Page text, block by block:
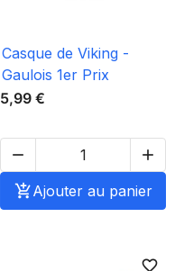
Casque de Viking -
Gaulois 1er Prix
5,99 €


Ajouter au panier
favorite_border